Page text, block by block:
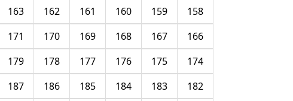
158
159
160
161
162
163
166
167
168
169
170
171
174
175
176
177
178
179
182
183
184
185
186
187